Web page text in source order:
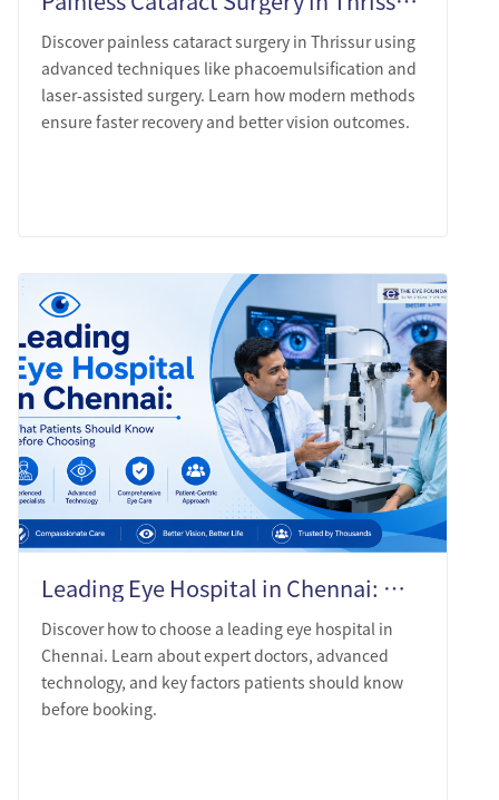
Discover painless cataract surgery in Thrissur using
advanced techniques like phacoemulsification and
laser-assisted surgery. Learn how modern methods
ensure faster recovery and better vision outcomes.
Leading Eye Hospital in Chennai: What Patients Should Know Before Choosing
Discover how to choose a leading eye hospital in
Chennai. Learn about expert doctors, advanced
technology, and key factors patients should know
before booking.